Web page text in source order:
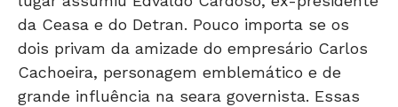
da Ceasa e do Detran. Pouco importa se os
dois privam da amizade do empresário Carlos
Cachoeira, personagem emblemático e de
grande influência na seara governista. Essas